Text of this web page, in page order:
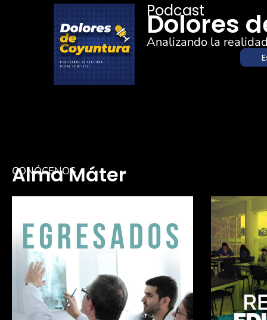
Podcast
Dolores
Analizando la
CONÓCENOS
Alma Máter